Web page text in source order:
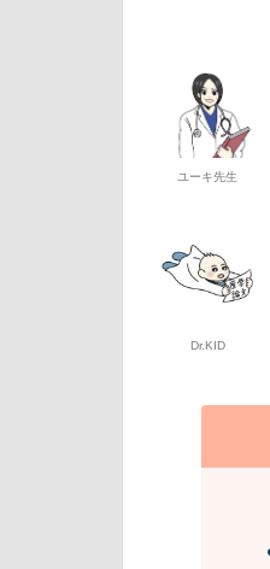
ユーキ先生
Dr.KID